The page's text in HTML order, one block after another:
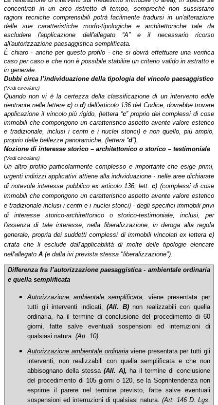
concentrati in un arco ristretto di tempo, sempreché non sussistano
ragioni tecniche comprensibili potrà facilmente tradursi in un'alterazione
delle sue caratteristiche morfo-tipologiche e architettoniche tale da
escludere l'applicazione dell'allegato “A” e il necessario ricorso
all'autorizzazione paesaggistica semplificata.
È chiaro - anche per questo profilo - che si dovrà effettuare una verifica
caso per caso e che non è possibile stabilire un criterio valido in astratto e
in generale.
Dubbi circa l’individuazione della tipologia del vincolo paesaggistico
(Vedi circolare)
Quando non vi è la certezza della classificazione di un intervento edile
rientrante nelle lettere c) o d) dell'articolo 136 del Codice, dovrebbe trovare
applicazione il vincolo più rigido, (lettera “c” proprio dei complessi di cose
immobili che compongono un caratteristico aspetto avente valore estetico
e tradizionale, inclusi i centri e i nuclei storici) e non quello, più ampio,
proprio delle bellezze panoramiche, (lettera “d”).
Nozione di interesse storico – architettonico o storico – testimoniale
(Vedi circolare)
Un altro profilo particolarmente complesso e importante che esige primi,
urgenti indirizzi applicativi attiene alla individuazione - nelle aree dichiarate
di notevole interesse pubblico ex articolo 136, lett.c) (complessi di cose
immobili che compongono un caratteristico aspetto avente valore estetico
e tradizionale inclusi i centri e i nuclei storici) - degli specifici immobili privi
di interesse storico-architettonico o storico-testimoniale, inclusi, per
l'assenza di tale interesse, nella liberalizzazione, in deroga alla regola
generale, propria dei suddetti complessi di immobili vincolati ex letterac)
citata che li esclude dall'applicabilità di molte delle tipologie elencate
nell'allegato A (e dalla ivi prevista stessa "liberalizzazione").
Differenza fra l’autorizzazione paesaggistica - ambientale ordinaria
e quella semplificata
Autorizzazione ambientale semplificata,
viene presentata per
tutti gli interventi indicati,(All. B)non realizzabili con quella
ordinaria, ha il termine di conclusione del procedimento di 60
giorni, fatte salve eventuali sospensioni ed interruzioni di
qualsiasi natura. (Art. 10)
Autorizzazione ambientale ordinariaviene presentata per tutti gli
interventi, non realizzabili con quella semplificata e che non
abbisognano della stessa (All. A), ha il termine di conclusione
del procedimento di 105 giorni o 120, se la Soprintendenza non
esprime il parere nel termine previsto, fatte salve eventuali
sospensioni ed interruzioni di qualsiasi natura. (Art. 146 D. Lgs.